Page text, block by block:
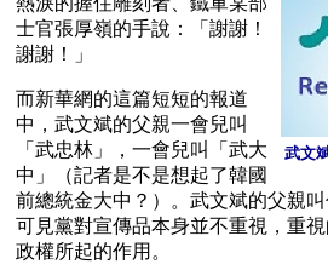
武文
士官張厚嶺的手說：「謝謝！
謝謝！」
而新華網的這篇短短的報道
中，武文斌的父親一會兒叫
「武忠林」，一會兒叫「武大
中」（記者是不是想起了韓國
前總統金大中？）。武文斌的父親
可見黨對宣傳品本身並不重視，重
政權所起的作用。